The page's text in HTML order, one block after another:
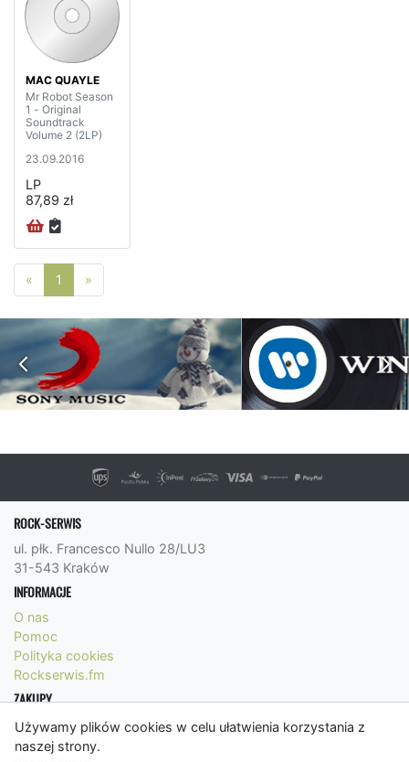
Używamy plików cookies w celu ułatwienia korzystania z
naszej strony.
MAC QUAYLE
Mr Robot Season
1 - Original
Soundtrack
Volume 2 (2LP)
23.09.2016
LP
87,89 zł
« Poprzednia strona
1 »
ROCK-SERWIS
ul. płk. Francesco Nullo 28/LU3
31-543 Kraków
INFORMACJE
O nas
Pomoc
Polityka cookies
Rockserwis.fm
ZAKUPY
Formy płatności
Koszty wysyłki